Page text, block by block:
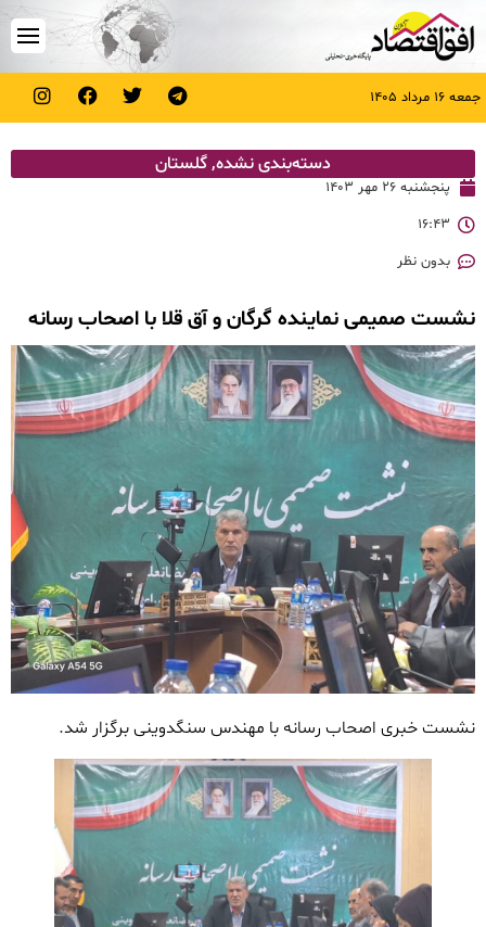
جمعه ۱۶ مرداد ۱۴۰۵
دسته‌بندی نشده,گلستان
پنجشنبه ۲۶ مهر ۱۴۰۳
۱۶:۴۳
بدون نظر
نشست صمیمی نماینده گرگان و آق قلا با اصحاب رسانه
نشست خبری اصحاب رسانه با مهندس سنگدوینی برگزار شد.